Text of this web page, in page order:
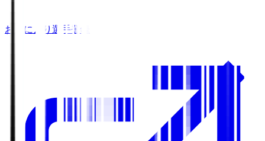
お気に入り選手登録